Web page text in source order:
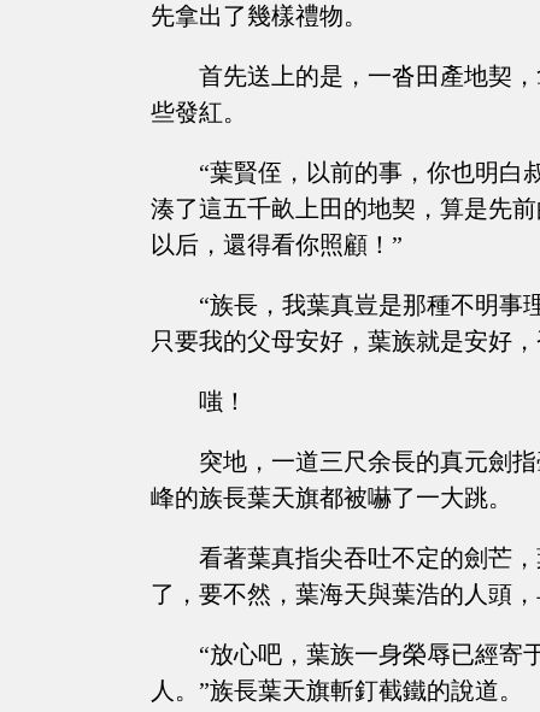
先拿出了幾樣禮物。
首先送上的是，一沓田產地契
些發紅。
“葉賢侄，以前的事，你也明白
湊了這五千畝上田的地契，算是先
以后，還得看你照顧！”
“族長，我葉真豈是那種不明事
只要我的父母安好，葉族就是安好，
嗤！
突地，一道三尺余長的真元劍
峰的族長葉天旗都被嚇了一大跳。
看著葉真指尖吞吐不定的劍芒
了，要不然，葉海天與葉浩的人頭
“放心吧，葉族一身榮辱已經寄
人。”族長葉天旗斬釘截鐵的說道。